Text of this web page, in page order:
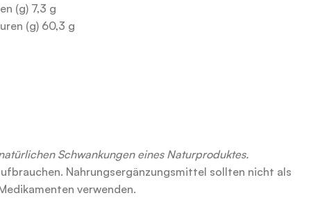
(g) 7,3 g
(g) 60,3 g
Schwankungen eines Naturproduktes.
Nahrungsergänzungsmittel sollten nicht als
verwenden.